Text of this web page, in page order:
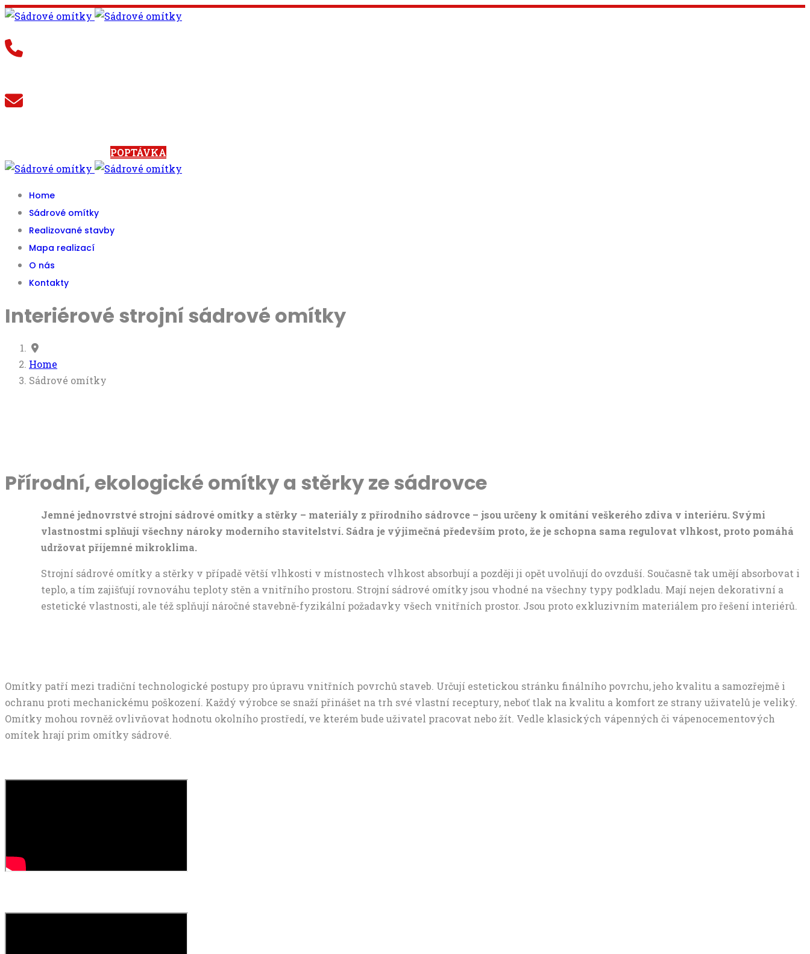
POPTÁVKA
Home
Sádrové omítky
Realizované stavby
Mapa realizací
O nás
Kontakty
Interiérové strojní sádrové omítky
Home
Sádrové omítky
Přírodní, ekologické omítky a stěrky ze sádrovce
Jemné jednovrstvé strojní sádrové omítky a stěrky – materiály z přírodního sádrovce – jsou určeny k omítání veškerého zdiva v interiéru. Svými
vlastnostmi splňují všechny nároky moderního stavitelství. Sádra je výjimečná především proto, že je schopna sama regulovat vlhkost, proto pomáhá
udržovat příjemné mikroklima.
Strojní sádrové omítky a stěrky v případě větší vlhkosti v místnostech vlhkost absorbují a později ji opět uvolňují do ovzduší. Současně tak umějí absorbovat i
teplo, a tím zajišťují rovnováhu teploty stěn a vnitřního prostoru. Strojní sádrové omítky jsou vhodné na všechny typy podkladu. Mají nejen dekorativní a
estetické vlastnosti, ale též splňují náročné stavebně-fyzikální požadavky všech vnitřních prostor. Jsou proto exkluzivním materiálem pro řešení interiérů.
Omítky patří mezi tradiční technologické postupy pro úpravu vnitřních povrchů staveb. Určují estetickou stránku finálního povrchu, jeho kvalitu a samozřejmě i
ochranu proti mechanickému poškození. Každý výrobce se snaží přinášet na trh své vlastní receptury, neboť tlak na kvalitu a komfort ze strany uživatelů je veliký.
Omítky mohou rovněž ovlivňovat hodnotu okolního prostředí, ve kterém bude uživatel pracovat nebo žít. Vedle klasických vápenných či vápenocementových
omítek hrají prim omítky sádrové.